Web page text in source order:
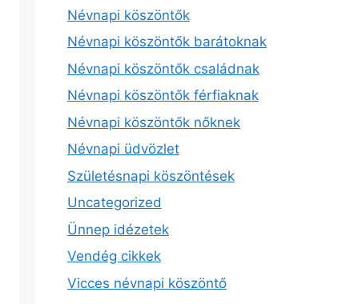
Névnapi köszöntők
Névnapi köszöntők barátoknak
Névnapi köszöntők családnak
Névnapi köszöntők férfiaknak
Névnapi köszöntők nőknek
Névnapi üdvözlet
Születésnapi köszöntések
Uncategorized
Ünnep idézetek
Vendég cikkek
Vicces névnapi köszöntő